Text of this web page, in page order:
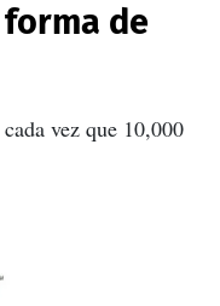
de
vez que 10,000